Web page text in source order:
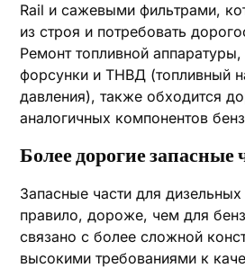
Rail и сажевыми фильтрами,
из строя и потребовать
Ремонт топливной аппаратуры,
форсунки и ТНВД (топливный
давления), также обходится
аналогичных компонентов
Более дорогие запасные
Запасные части для дизельных
правило, дороже, чем для
связано с более сложной
высокими требованиями к